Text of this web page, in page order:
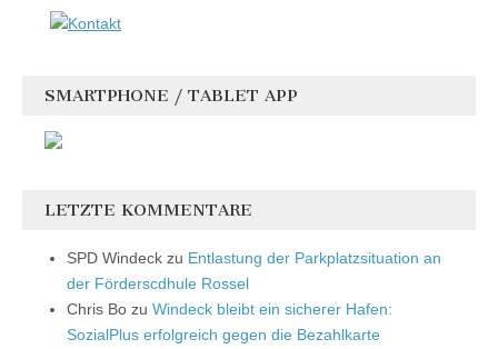
SMARTPHONE / TABLET APP
LETZTE KOMMENTARE
SPD Windeck zu Entlastung der Parkplatzsituation an
der Förderscdhule Rossel
Chris Bo zu Windeck bleibt ein sicherer Hafen:
SozialPlus erfolgreich gegen die Bezahlkarte